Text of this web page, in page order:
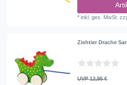
*inkl. ges. MwSt.
Ziehtier Drache
UVP 12,95 €